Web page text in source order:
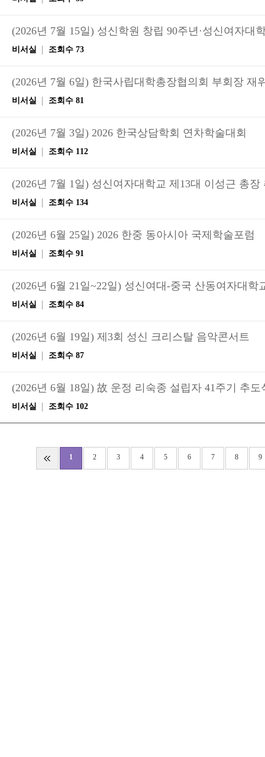
비서실 조회수 73
(2026년 7월 6일) 한국사립대학총장협의회 부회장 재
비서실 조회수 81
(2026년 7월 3일) 2026 한국상담학회 연차학술대회
비서실 조회수 112
(2026년 7월 1일) 성신여자대학교 제13대 이성근 총장
비서실 조회수 134
(2026년 6월 25일) 2026 한중 동아시아 국제학술포럼
비서실 조회수 91
(2026년 6월 21일~22일) 성신여대-중국 산동여자대학
비서실 조회수 84
(2026년 6월 19일) 제3회 성신 크리스탈 음악콘서트
비서실 조회수 87
(2026년 6월 18일) 故 운정 리숙종 설립자 41주기 추도
비서실 조회수 102
1 2 3 4 5 6 7 8 9